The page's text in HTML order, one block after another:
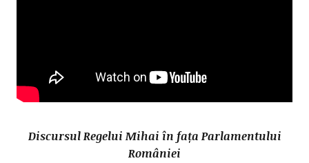
Discursul Regelui Mihai în fața Parlamentului
României